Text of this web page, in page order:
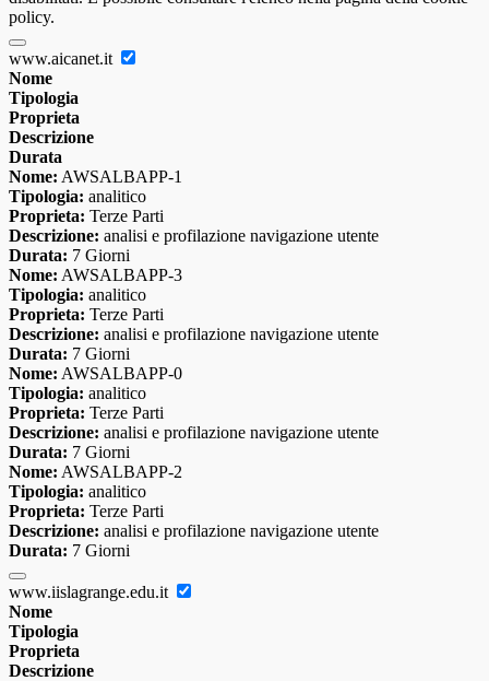
policy.
www.aicanet.it
Nome
Tipologia
Proprieta
Descrizione
Durata
Nome: AWSALBAPP-1
Tipologia: analitico
Proprieta: Terze Parti
Descrizione: analisi e profilazione navigazione utente
Durata: 7 Giorni
Nome: AWSALBAPP-3
Tipologia: analitico
Proprieta: Terze Parti
Descrizione: analisi e profilazione navigazione utente
Durata: 7 Giorni
Nome: AWSALBAPP-0
Tipologia: analitico
Proprieta: Terze Parti
Descrizione: analisi e profilazione navigazione utente
Durata: 7 Giorni
Nome: AWSALBAPP-2
Tipologia: analitico
Proprieta: Terze Parti
Descrizione: analisi e profilazione navigazione utente
Durata: 7 Giorni
www.iislagrange.edu.it
Nome
Tipologia
Proprieta
Descrizione